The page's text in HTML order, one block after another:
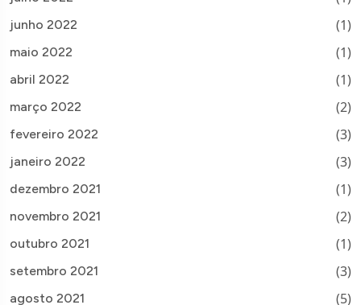
junho 2022 (1)
maio 2022 (1)
abril 2022 (1)
março 2022 (2)
fevereiro 2022 (3)
janeiro 2022 (3)
dezembro 2021 (1)
novembro 2021 (2)
outubro 2021 (1)
setembro 2021 (3)
agosto 2021 (5)